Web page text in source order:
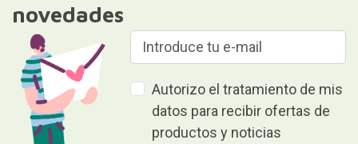
novedades
Autorizo el tratamiento de mis
datos para recibir ofertas de
productos y noticias